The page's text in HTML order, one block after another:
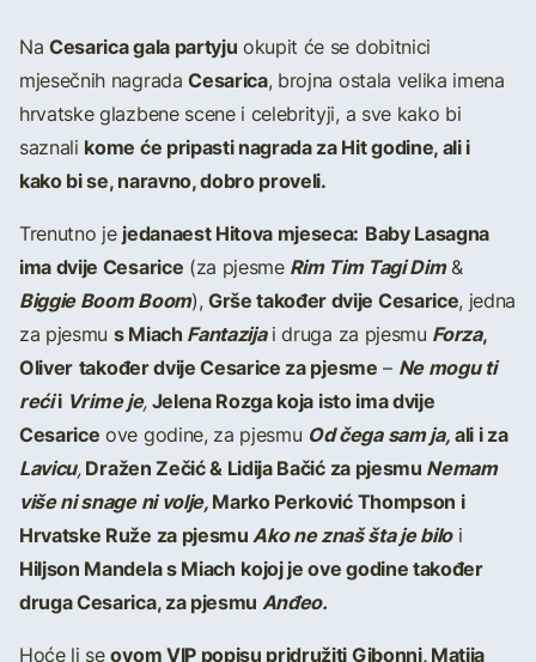
NaCesarica gala partyju okupit će se dobitnici
mjesečnih nagradaCesarica, brojna ostala velika imena
hrvatske glazbene scene i celebrityji, a sve kako bi
saznali kome će pripasti nagrada za Hit godine, ali i
kako bi se, naravno, dobro proveli.
Trenutno je jedanaest Hitova mjeseca: Baby Lasagna
ima dvije Cesarice (za pjesme Rim Tim Tagi Dim&
Biggie Boom Boom),Grše također dvije Cesarice, jedna
za pjesmu s Miach Fantazijai druga za pjesmu Forza,
Oliver također dvije Cesarice za pjesme – Ne mogu ti
rećii Vrime je,Jelena Rozga koja isto ima dvije
Cesarice ove godine, za pjesmu Od čega sam ja,ali i za
Lavicu,Dražen Zečić & Lidija Bačić za pjesmu Nemam
više ni snage ni volje,Marko Perković Thompson i
Hrvatske Ruže za pjesmuAko ne znaš šta je biloi
Hiljson Mandela s Miach kojoj je ove godine također
druga Cesarica, za pjesmu Anđeo.
Hoće li seovom VIP popisu pridružiti Gibonni, Matija